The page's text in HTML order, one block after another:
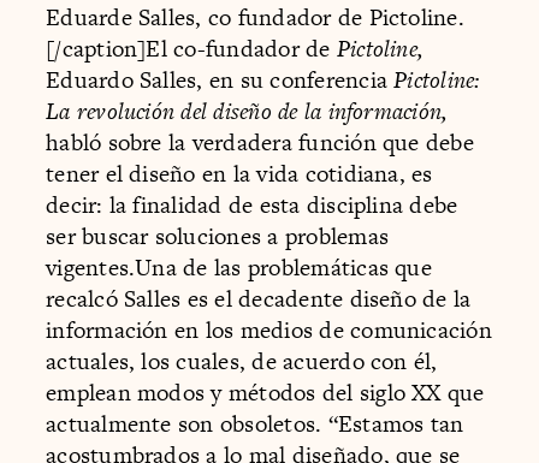
Eduarde Salles, co fundador de Pictoline.
[/caption]El co-fundador de Pictoline,
Eduardo Salles, en su conferenciaPictoline:
La revolución del diseño de la información,
habló sobre la verdadera función que debe
tener el diseño en la vida cotidiana, es
decir: la finalidad de esta disciplina debe
ser buscar soluciones a problemas
vigentes.Una de las problemáticas que
recalcó Salles es el decadente diseño de la
información en los medios de comunicación
actuales, los cuales, de acuerdo con él,
emplean modos y métodos del siglo XX que
actualmente son obsoletos. “Estamos tan
acostumbrados a lo mal diseñado, que se